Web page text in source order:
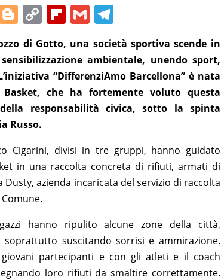
p
Bl
o
g
g
er
C
o
p
y
Li
n
Fl
b
o
ar
d
G
ai
l
T
el
e
gr
a
m
di Gotto, una società sportiva scende in
ambientale, unendo sport,
“DifferenziAmo Barcellona” è nata
Basket, che ha fortemente voluto questa
della responsabilità civica, sotto la spinta
Russo.
Cigarini, divisi in tre gruppi, hanno guidato
in una raccolta concreta di rifiuti, armati di
azienda incaricata del servizio di raccolta
hanno ripulito alcune zone della città,
suscitando sorrisi e ammirazione.
partecipanti e con gli atleti e il coach
loro rifiuti da smaltire correttamente.